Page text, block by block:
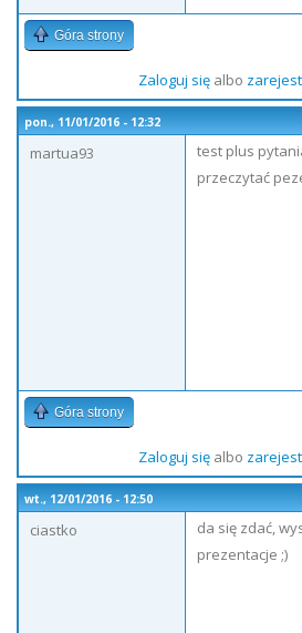
Góra strony
Zaloguj sięalbo
pon., 11/01/2016 - 12:32
martua93
test plus
przeczytać
Góra strony
Zaloguj sięalbo
wt., 12/01/2016 - 12:50
ciastko
da się zdać,
prezentacje ;)